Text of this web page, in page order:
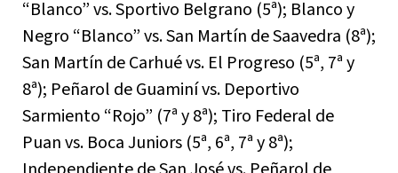
“Blanco” vs. Sportivo Belgrano (5ª); Blanco y
Negro “Blanco” vs. San Martín de Saavedra (8ª);
San Martín de Carhué vs. El Progreso (5ª, 7ª y
8ª); Peñarol de Guaminí vs. Deportivo
Sarmiento “Rojo” (7ª y 8ª); Tiro Federal de
Puan vs. Boca Juniors (5ª, 6ª, 7ª y 8ª);